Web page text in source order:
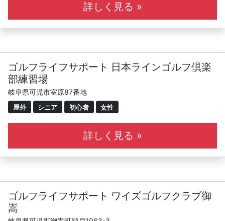
詳しく見る »
ゴルフライフサポート 日本ラインゴルフ倶楽
部練習場
岐阜県可児市室原87番地
屋外 シニア 初心者 女性
詳しく見る »
ゴルフライフサポート ワイズゴルフクラブ御
嵩